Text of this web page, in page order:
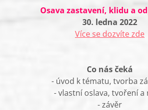
Osava zastavení, klidu a
30. ledna 2022
Více se dozvíte zde
Co nás čeká
- úvod k tématu, tvorba
- vlastní oslava, tvoření a
- závěr